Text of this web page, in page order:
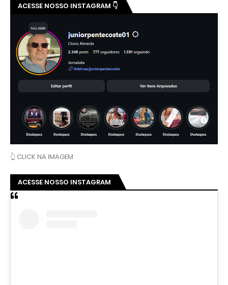
ACESSE NOSSO INSTAGRAM 👇
👆 CLICK NA IMAGEM
ACESSE NOSSO INSTAGRAM